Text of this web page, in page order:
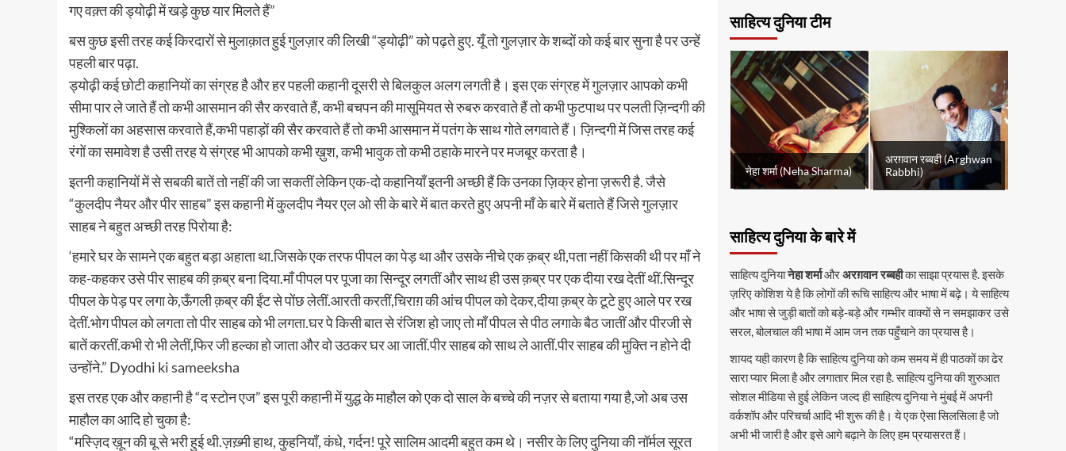
गए वक़्त की ड्योढ़ी में खड़े कुछ यार मिलते हैं”
बस कुछ इसी तरह कई किरदारों से मुलाक़ात हुई गुलज़ार की लिखी “ड्योढ़ी” को पढ़ते हुए. यूँ तो गुलज़ार के शब्दों को कई बार सुना है पर उन्हें
पहली बार पढ़ा.
ड्योढ़ी कई छोटी कहानियों का संग्रह है और हर पहली कहानी दूसरी से बिलकुल अलग लगती है। इस एक संग्रह में गुलज़ार आपको कभी
सीमा पार ले जाते हैं तो कभी आसमान की सैर करवाते हैं, कभी बचपन की मासूमियत से रुबरु करवाते हैं तो कभी फुटपाथ पर पलती ज़िन्दगी की
मुश्किलों का अहसास करवाते हैं,कभी पहाड़ों की सैर करवाते हैं तो कभी आसमान में पतंग के साथ गोते लगवाते हैं। ज़िन्दगी में जिस तरह कई
रंगों का समावेश है उसी तरह ये संग्रह भी आपको कभी ख़ुश, कभी भावुक तो कभी ठहाके मारने पर मजबूर करता है।
इतनी कहानियों में से सबकी बातें तो नहीं की जा सकतीं लेकिन एक-दो कहानियाँ इतनी अच्छी हैं कि उनका ज़िक्र होना ज़रूरी है. जैसे
“कुलदीप नैयर और पीर साहब” इस कहानी में कुलदीप नैयर एल ओ सी के बारे में बात करते हुए अपनी माँ के बारे में बताते हैं जिसे गुलज़ार
साहब ने बहुत अच्छी तरह पिरोया है:
‘हमारे घर के सामने एक बहुत बड़ा अहाता था.जिसके एक तरफ पीपल का पेड़ था और उसके नीचे एक क़ब्र थी,पता नहीं किसकी थी पर माँ ने
कह-कहकर उसे पीर साहब की क़ब्र बना दिया.माँ पीपल पर पूजा का सिन्दूर लगतीं और साथ ही उस क़ब्र पर एक दीया रख देतीं थीं.सिन्दूर
पीपल के पेड़ पर लगा के,ऊँगली क़ब्र की ईंट से पोंछ लेतीं.आरती करतीं,चिराग़ की आंच पीपल को देकर,दीया क़ब्र के टूटे हुए आले पर रख
देतीं.भोग पीपल को लगता तो पीर साहब को भी लगता.घर पे किसी बात से रंजिश हो जाए तो माँ पीपल से पीठ लगाके बैठ जातीं और पीरजी से
बातें करतीं.कभी रो भी लेतीं,फिर जी हल्का हो जाता और वो उठकर घर आ जातीं.पीर साहब को साथ ले आतीं.पीर साहब की मुक्ति न होने दी
उन्होंने.” Dyodhi ki sameeksha
इस तरह एक और कहानी है “द स्टोन एज” इस पूरी कहानी में युद्ध के माहौल को एक दो साल के बच्चे की नज़र से बताया गया है,जो अब उस
माहौल का आदि हो चुका है:
“मस्ज़िद ख़ून की बू से भरी हुई थी.ज़ख़्मी हाथ, कुहनियाँ, कंधे, गर्दन! पूरे सालिम आदमी बहुत कम थे। नसीर के लिए दुनिया की नॉर्मल सूरत
साहित्य दुनिया टीम
नेहा शर्मा (Neha Sharma)
अरग़वान रब्बही (Arghwan
Rabbhi)
साहित्य दुनिया के बारे में
साहित्य दुनियानेहा शर्माऔरअरग़वान रब्बहीका साझा प्रयास है. इसके
ज़रिए कोशिश ये है कि लोगों की रूचि साहित्य और भाषा में बढ़े। ये साहित्य
और भाषा से जुड़ी बातों को बड़े-बड़े और गम्भीर वाक्यों से न समझाकर उसे
सरल, बोलचाल की भाषा में आम जन तक पहुँचाने का प्रयास है।
शायद यही कारण है कि साहित्य दुनिया को कम समय में ही पाठकों का ढेर
सारा प्यार मिला है और लगातार मिल रहा है. साहित्य दुनिया की शुरुआत
सोशल मीडिया से हुई लेकिन जल्द ही साहित्य दुनिया ने मुंबई में अपनी
वर्कशॉप और परिचर्चा आदि भी शुरू की है। ये एक ऐसा सिलसिला है जो
अभी भी जारी है और इसे आगे बढ़ाने के लिए हम प्रयासरत हैं।